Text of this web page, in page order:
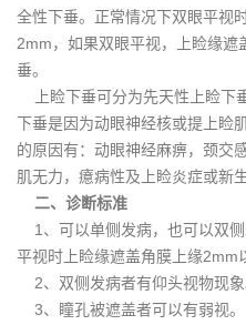
全性下垂。正常情况下双眼平视
2mm，如果双眼平视，上睑缘
垂。
上睑下垂可分为先天性上睑下
下垂是因为动眼神经核或提上睑
的原因有：动眼神经麻痹，颈交
肌无力，癔病性及上睑炎症或新
二、诊断标准
1、可以单侧发病，也可以双侧
平视时上睑缘遮盖角膜上缘2mm
2、双侧发病者有仰头视物现象
3、瞳孔被遮盖者可以有弱视。